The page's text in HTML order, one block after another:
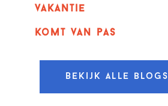
vakantie
komt van pas
Bekijk alle blogs